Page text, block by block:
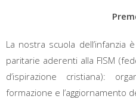
La nostra scuola
paritarie aderenti alla FISM
d’ispirazione cristiana):
formazione e l’aggiornamento